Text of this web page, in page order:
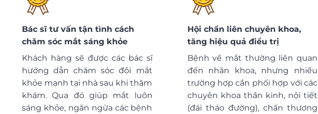
Bác sĩ tư vấn tận tình cách
chăm sóc mắt sáng khỏe
Khách hàng sẽ được các bác sĩ
hướng dẫn chăm sóc đôi mắt
khỏe mạnh tại nhà sau khi thăm
khám. Qua đó giúp mắt luôn
sáng khỏe, ngăn ngừa các bệnh
Hội chẩn liên chuyên khoa,
tăng hiệu quả điều trị
Bệnh về mắt thường liên quan
đến nhãn khoa, nhưng nhiều
trường hợp cần phối hợp với các
chuyên khoa thần kinh, nội tiết
(đái tháo đường), chấn thương